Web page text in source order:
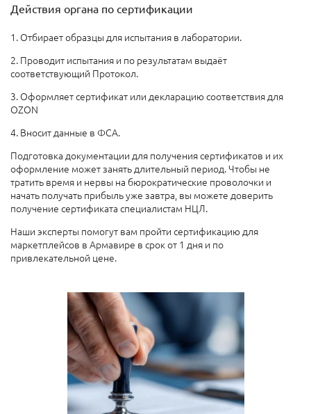
Действия органа по сертификации
1. Отбирает образцы для испытания в лаборатории.
2. Проводит испытания и по результатам выдаёт
соответствующий Протокол.
3. Оформляет сертификат или декларацию соответствия для
OZON
4. Вносит данные в ФСА.
Подготовка документации для получения сертификатов и их
оформление может занять длительный период. Чтобы не
тратить время и нервы на бюрократические проволочки и
начать получать прибыль уже завтра, вы можете доверить
получение сертификата специалистам НЦЛ.
Наши эксперты помогут вам пройти сертификацию для
маркетплейсов в Армавире в срок от 1 дня и по
привлекательной цене.